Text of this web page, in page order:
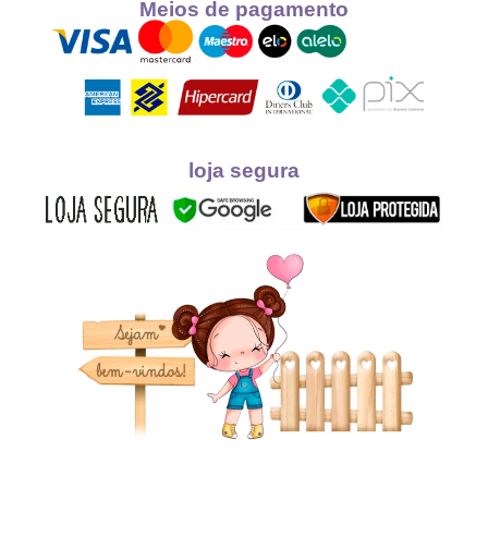
Meios de pagamento
loja segura